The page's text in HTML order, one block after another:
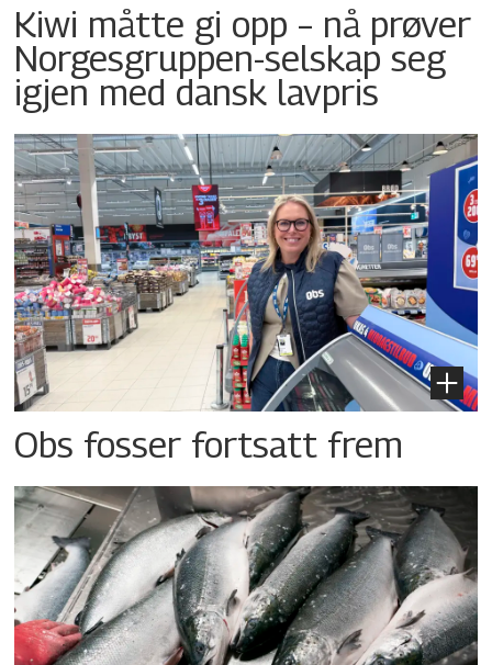
Kiwi måtte gi opp – nå prøver
Norgesgruppen-selskap seg
igjen med dansk lavpris
Obs fosser fortsatt frem